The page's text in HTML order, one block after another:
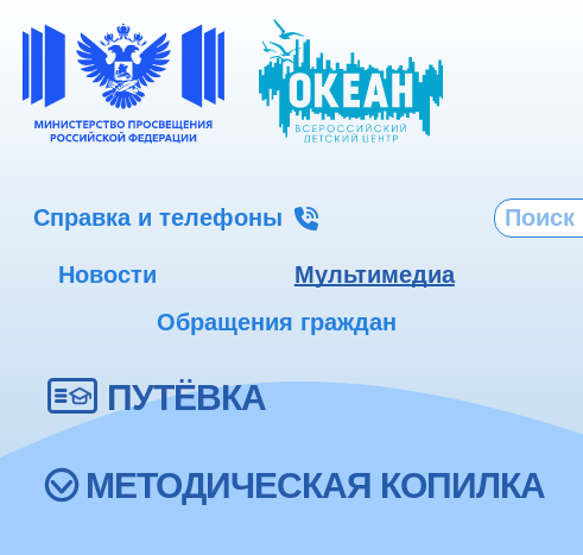
Справка и телефоны
Новости Мультимедиа
Обращения граждан
ПУТЁВКА
МЕТОДИЧЕСКАЯ КОПИЛКА